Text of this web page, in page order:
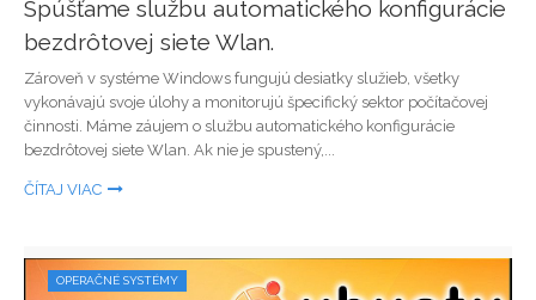
Spúšťame službu automatického konfigurácie
bezdrôtovej siete Wlan.
Zároveň v systéme Windows fungujú desiatky služieb, všetky
vykonávajú svoje úlohy a monitorujú špecifický sektor počítačovej
činnosti. Máme záujem o službu automatického konfigurácie
bezdrôtovej siete Wlan. Ak nie je spustený,...
ČÍTAJ VIAC
OPERAČNÉ SYSTÉMY